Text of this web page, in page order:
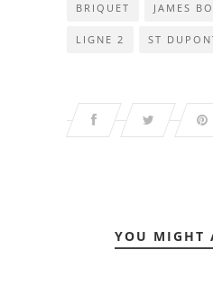
BRIQUET JAMES
LIGNE 2 ST
YOU MIGHT